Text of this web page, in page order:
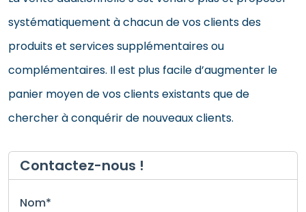
systématiquement à chacun de vos clients des
produits et services supplémentaires ou
complémentaires. Il est plus facile d’augmenter le
panier moyen de vos clients existants que de
chercher à conquérir de nouveaux clients.
Contactez-nous !
Nom*